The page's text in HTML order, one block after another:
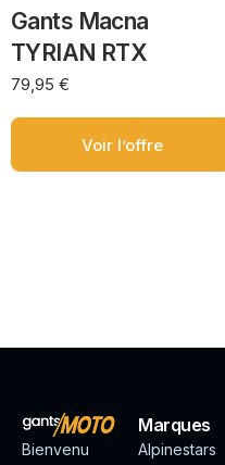
Gants Macna
TYRIAN RTX
79,95 €
Voir l’offre
Bienvenu
Marques
Alpinestars